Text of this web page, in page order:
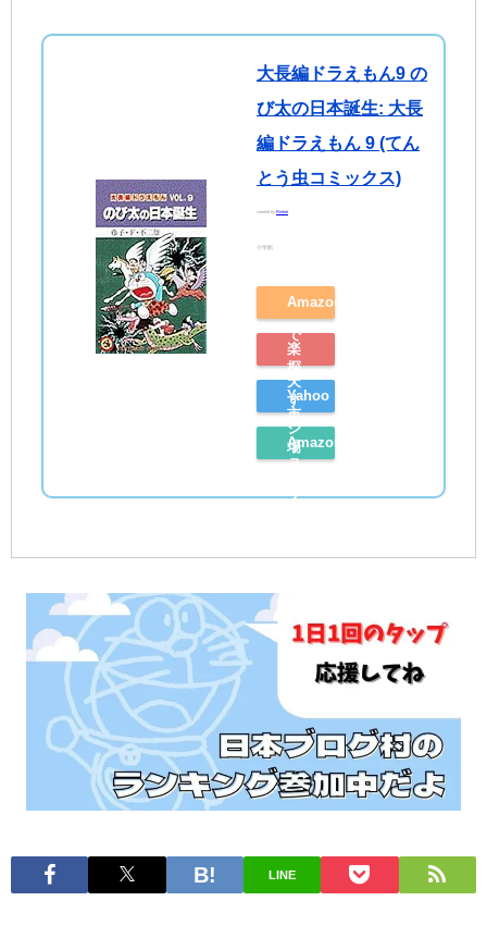
大長編ドラえもん9 の
び太の日本誕生: 大長
編ドラえもん 9 (てん
とう虫コミックス)
created by Rinker
小学館
Amazon
で
探
す
楽
天
市
場
Yahoo
シ
ョ
ッ
ン
で
Amazon
読
LINE